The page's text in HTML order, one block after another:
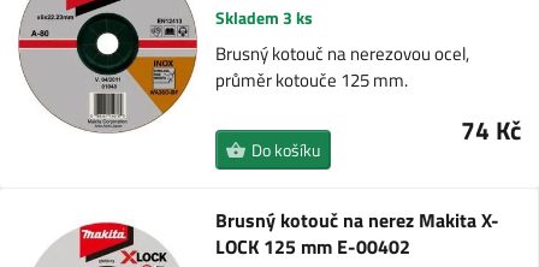
Skladem 3 ks
Brusný kotouč na nerezovou ocel,
průměr kotouče 125 mm.
74 Kč
Do košíku
Brusný kotouč na nerez Makita X-
LOCK 125 mm E-00402